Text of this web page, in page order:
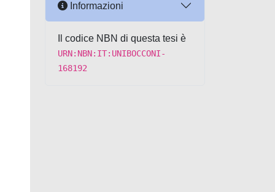
Informazioni
Il codice NBN di questa tesi è
URN:NBN:IT:UNIBOCCONI-
168192